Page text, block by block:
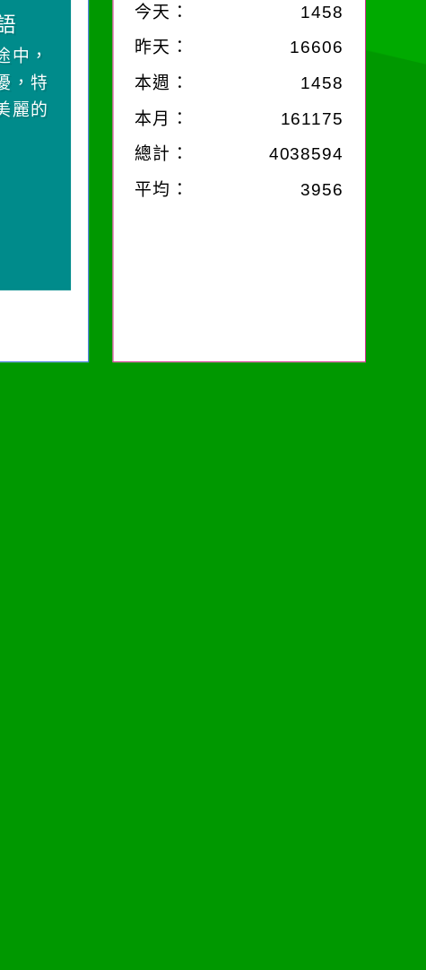
中，
，特
麗的
今天：
1458
昨天：
16606
本週：
1458
本月：
161175
總計： 4038594
平均： 3956